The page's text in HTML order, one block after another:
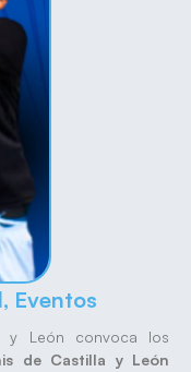
, Eventos
y León convoca los
de Castilla y León